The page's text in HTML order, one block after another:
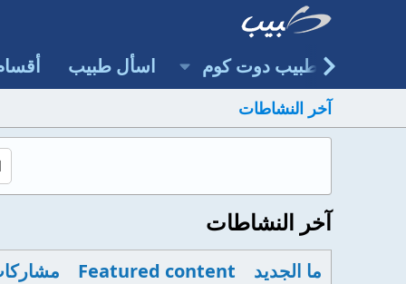
طبيب دوت كوم اسأل طبيب
آخر النشاطات
آخر النشاطات
ما الجديد Featured content